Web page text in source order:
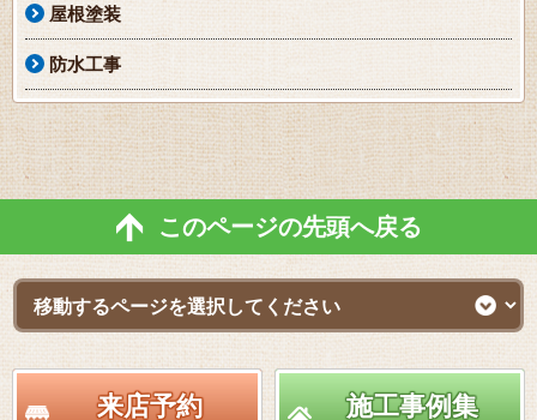
屋根塗装
防水工事
このページの先頭へ戻る
来店予約 施工事例集